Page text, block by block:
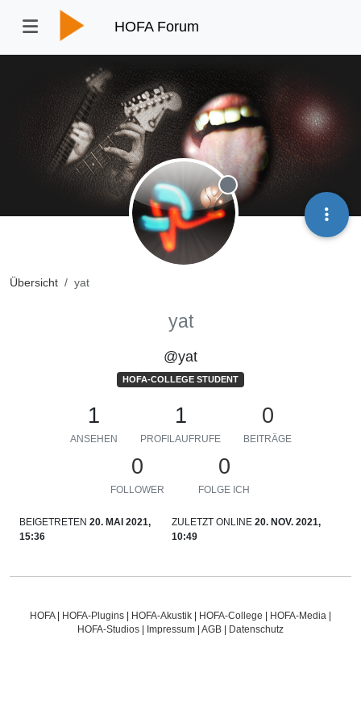
HOFA Forum
Übersicht yat
Offline
yat
@yat
HOFA-COLLEGE STUDENT
1
ANSEHEN
1
PROFILAUFRUFE
0
BEITRÄGE
0
FOLLOWER
0
FOLGE ICH
BEIGETRETEN 20. MAI 2021,
15:36
ZULETZT ONLINE 20. NOV. 2021,
10:49
HOFA| HOFA-Plugins HOFA-Akustik HOFA-College HOFA-Media
HOFA-Studios
Impressum AGB Datenschutz